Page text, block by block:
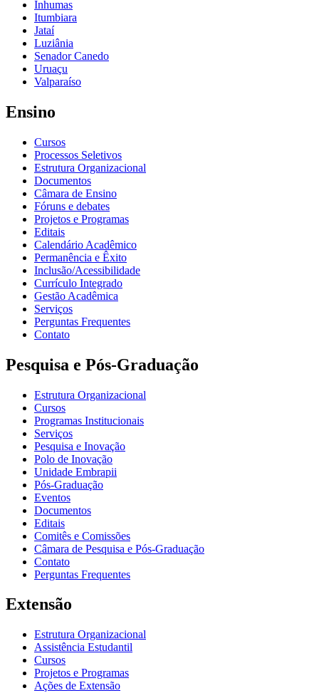
Inhumas
Itumbiara
Jataí
Luziânia
Senador Canedo
Uruaçu
Valparaíso
Ensino
Cursos
Processos Seletivos
Estrutura Organizacional
Documentos
Câmara de Ensino
Fóruns e debates
Projetos e Programas
Editais
Calendário Acadêmico
Permanência e Êxito
Inclusão/Acessibilidade
Currículo Integrado
Gestão Acadêmica
Serviços
Perguntas Frequentes
Contato
Pesquisa e Pós-Graduação
Estrutura Organizacional
Cursos
Programas Institucionais
Serviços
Pesquisa e Inovação
Polo de Inovação
Unidade Embrapii
Pós-Graduação
Eventos
Documentos
Editais
Comitês e Comissões
Câmara de Pesquisa e Pós-Graduação
Contato
Perguntas Frequentes
Extensão
Estrutura Organizacional
Assistência Estudantil
Cursos
Projetos e Programas
Ações de Extensão